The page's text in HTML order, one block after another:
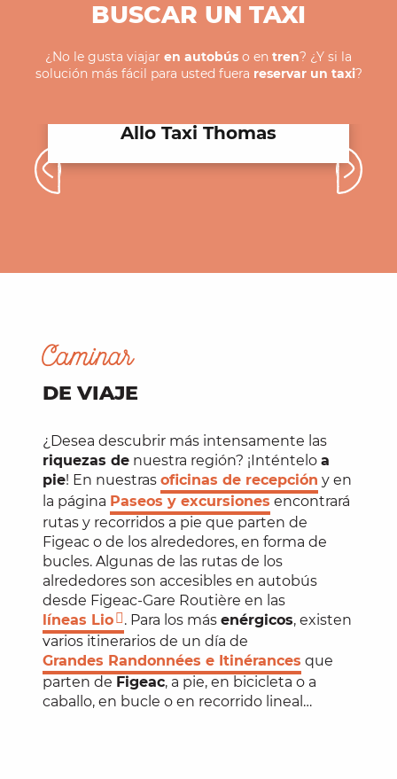
BUSCAR UN TAXI
¿No le gusta viajar en autobús o en tren? ¿Y si la
solución más fácil para usted fuera reservar un taxi?
Allo Taxi Thomas
Caminar
DE VIAJE
¿Desea descubrir más intensamente las
riquezas de nuestra región? ¡Inténtelo a
pie! En nuestras oficinas de recepción y en
la página Paseos y excursiones encontrará
rutas y recorridos a pie que parten de
Figeac o de los alrededores, en forma de
bucles. Algunas de las rutas de los
alrededores son accesibles en autobús
desde Figeac-Gare Routière en las
líneas Lio
. Para los más enérgicos, existen
varios itinerarios de un día de
Grandes Randonnées e Itinérances que
parten de Figeac, a pie, en bicicleta o a
caballo, en bucle o en recorrido lineal…